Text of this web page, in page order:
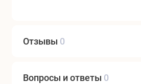
Отзывы 0
Вопросы и ответы 0